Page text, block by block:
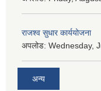
राजश्व सुधार कार्ययोजना
अपलोड: Wednesday,
अन्य